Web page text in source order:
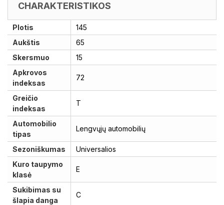
CHARAKTERISTIKOS
Plotis
145
Aukštis
65
Skersmuo
15
Apkrovos
indeksas
72
Greičio
indeksas
T
Automobilio
tipas
Lengvųjų automobilių
Sezoniškumas
Universalios
Kuro taupymo
klasė
E
Sukibimas su
šlapia danga
C